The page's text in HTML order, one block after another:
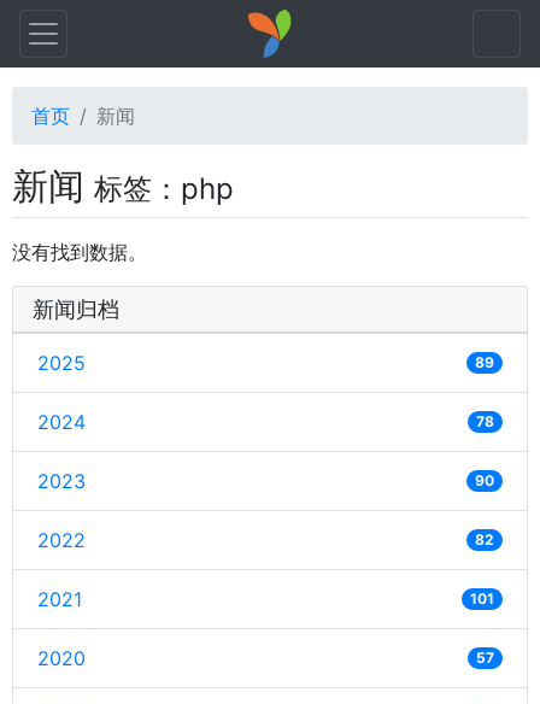
首页 新闻
新闻 标签：php
没有找到数据。
新闻归档
2025 89
2024 78
2023 90
2022 82
2021 101
2020 57